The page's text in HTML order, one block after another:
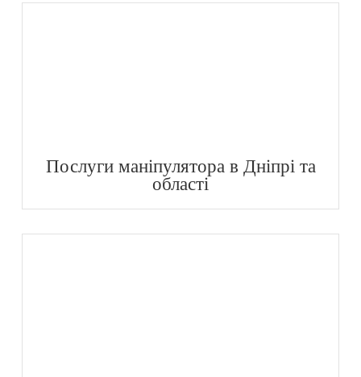
Послуги маніпулятора в Дніпрі та
області